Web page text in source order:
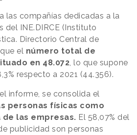
las compañías dedicadas a la
del INE.DIRCE (Instituto
Directorio Central de
el número total de
en 48.072 , lo que supone
respecto a 2021 (44.356).
informe, se consolida el
personas físicas como
las empresas. El 58,07% del
publicidad son personas